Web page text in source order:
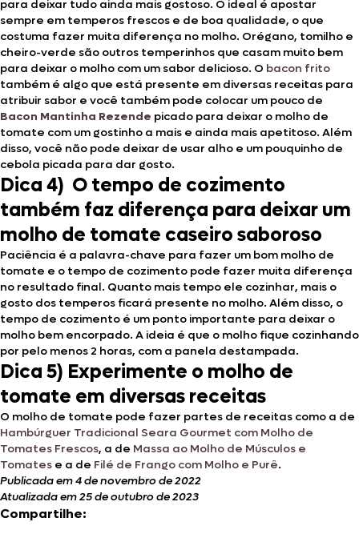
para deixar tudo ainda mais gostoso. O ideal é apostar
sempre em temperos frescos e de boa qualidade, o que
costuma fazer muita diferença no molho. Orégano, tomilho e
cheiro-verde são outros temperinhos que casam muito bem
para deixar o molho com um sabor delicioso. O bacon frito
também é algo que está presente em diversas receitas para
atribuir sabor e você também pode colocar um pouco de
Bacon Mantinha Rezende picado para deixar o molho de
tomate com um gostinho a mais e ainda mais apetitoso. Além
disso, você não pode deixar de usar alho e um pouquinho de
cebola picada para dar gosto.
Dica 4) O tempo de cozimento
também faz diferença para deixar um
molho de tomate caseiro saboroso
Paciência é a palavra-chave para fazer um bom molho de
tomate e o tempo de cozimento pode fazer muita diferença
no resultado final. Quanto mais tempo ele cozinhar, mais o
gosto dos temperos ficará presente no molho. Além disso, o
tempo de cozimento é um ponto importante para deixar o
molho bem encorpado. A ideia é que o molho fique cozinhando
por pelo menos 2 horas, com a panela destampada.
Dica 5) Experimente o molho de
tomate em diversas receitas
O molho de tomate pode fazer partes de receitas como a de
Hambúrguer Tradicional Seara Gourmet com Molho de
Tomates Frescos, a de Massa ao Molho de Músculos e
Tomates e a de Filé de Frango com Molho e Purê.
Publicada em 4 de novembro de 2022
Atualizada em 25 de outubro de 2023
Compartilhe: